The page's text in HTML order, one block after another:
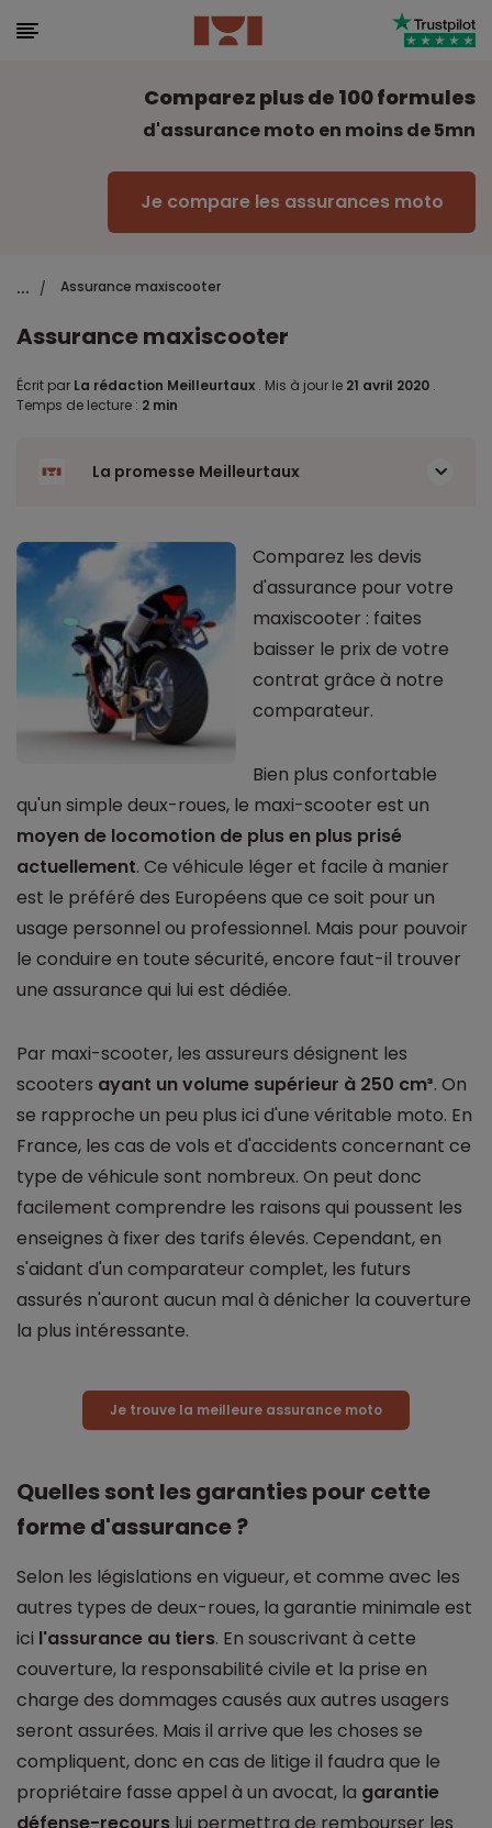
Comparez plus de 100 formules
d'assurance moto en moins de 5mn
Je compare les assurances moto
... / Assurance maxiscooter
Assurance maxiscooter
Écrit par La rédaction Meilleurtaux . Mis à jour le 21 avril 2020 .
Temps de lecture : 2 min
La promesse Meilleurtaux
Comparez les devis
d'assurance pour votre
maxiscooter : faites
baisser le prix de votre
contrat grâce à notre
comparateur.
Bien plus confortable
qu'un simple deux-roues, le maxi-scooter est un
moyen de locomotion de plus en plus prisé
actuellement. Ce véhicule léger et facile à manier
est le préféré des Européens que ce soit pour un
usage personnel ou professionnel. Mais pour pouvoir
le conduire en toute sécurité, encore faut-il trouver
une assurance qui lui est dédiée.
Par maxi-scooter, les assureurs désignent les
scooters ayant un volume supérieur à 250 cm³. On
se rapproche un peu plus ici d'une véritable moto. En
France, les cas de vols et d'accidents concernant ce
type de véhicule sont nombreux. On peut donc
facilement comprendre les raisons qui poussent les
enseignes à fixer des tarifs élevés. Cependant, en
s'aidant d'un comparateur complet, les futurs
assurés n'auront aucun mal à dénicher la couverture
la plus intéressante.
Je trouve la meilleure assurance moto
Quelles sont les garanties pour cette
forme d'assurance ?
Selon les législations en vigueur, et comme avec les
autres types de deux-roues, la garantie minimale est
ici l'assurance au tiers. En souscrivant à cette
couverture, la responsabilité civile et la prise en
charge des dommages causés aux autres usagers
seront assurées. Mais il arrive que les choses se
compliquent, donc en cas de litige il faudra que le
propriétaire fasse appel à un avocat, la garantie
défense-recours lui permettra de rembourser les